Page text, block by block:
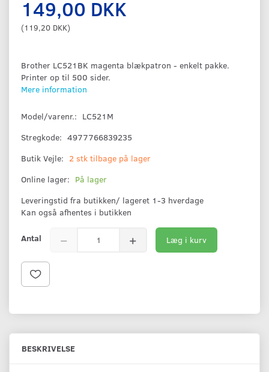
149,00 DKK
(119,20 DKK)
Brother LC521BK magenta blækpatron - enkelt pakke.
Printer op til 500 sider.
Mere information
Model/varenr.: LC521M
Stregkode: 4977766839235
Butik Vejle: 2 stk tilbage på lager
Online lager: På lager
Leveringstid fra butikken/ lageret 1-3 hverdage
Kan også afhentes i butikken
Antal Læg i kurv
BESKRIVELSE